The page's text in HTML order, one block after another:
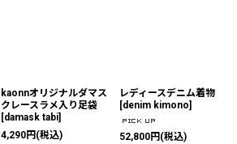
kaonnオリジナルダマス
クレースラメ入り足袋
[damask tabi]
4,290円 (税込)
レディースデニム着物
[denim kimono]
52,800円 (税込)